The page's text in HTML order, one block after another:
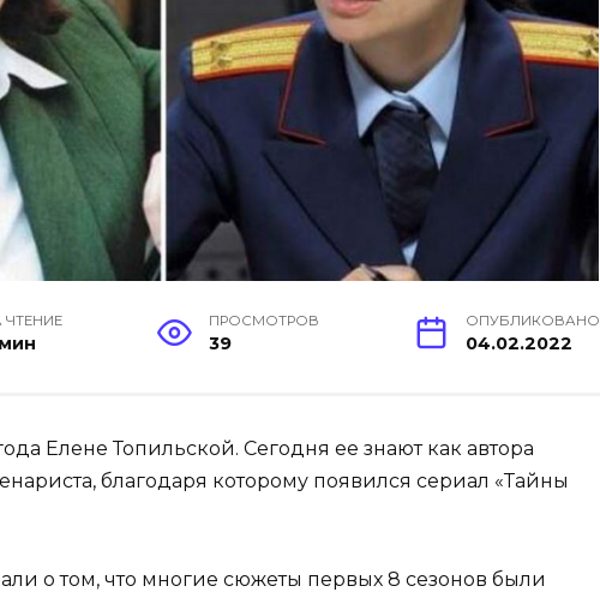
ЧТЕНИЕ ПРОСМОТРОВ
39
ОПУБЛИКОВАНО
04.02.2022
Елене Топильской. Сегодня ее знают как автора
благодаря которому появился сериал «Тайны
о том, что многие сюжеты первых 8 сезонов были